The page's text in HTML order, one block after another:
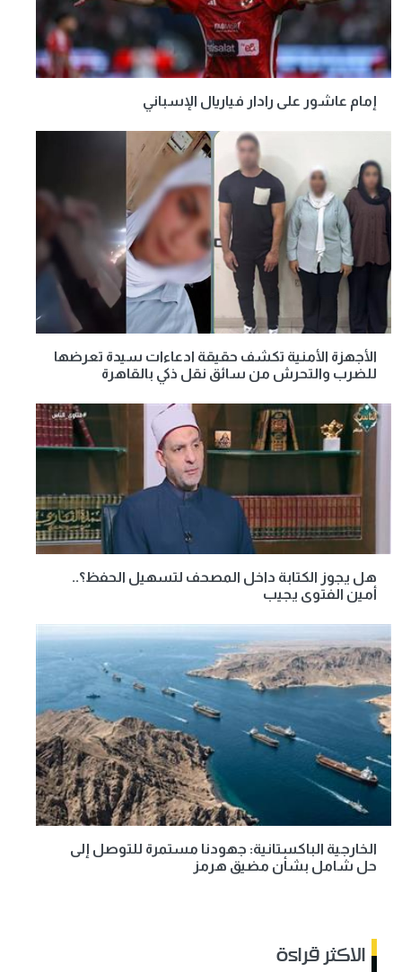
إمام عاشور على رادار فياريال الإسباني
الأجهزة الأمنية تكشف حقيقة ادعاءات سيدة تعرضها
للضرب والتحرش من سائق نقل ذكي بالقاهرة
هل يجوز الكتابة داخل المصحف لتسهيل الحفظ؟..
أمين الفتوى يجيب
الخارجية الباكستانية: جهودنا مستمرة للتوصل إلى
حل شامل بشأن مضيق هرمز
الاكثر قراءة